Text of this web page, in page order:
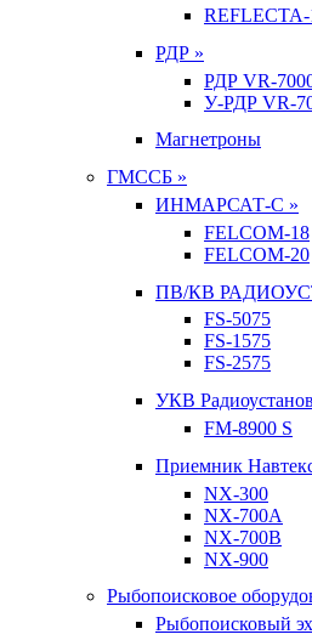
REFLECTA-
РДР »
РДР VR-
У-РДР VR-
Магнетроны
ГМССБ »
ИНМАРСАТ-С »
FELCOM-18
FELCOM-20
ПВ/КВ
FS-5075
FS-1575
FS-2575
УКВ
FM-8900 S
Приемник
NX-300
NX-700A
NX-700B
NX-900
Рыбопоисковое
Рыбопоисковый